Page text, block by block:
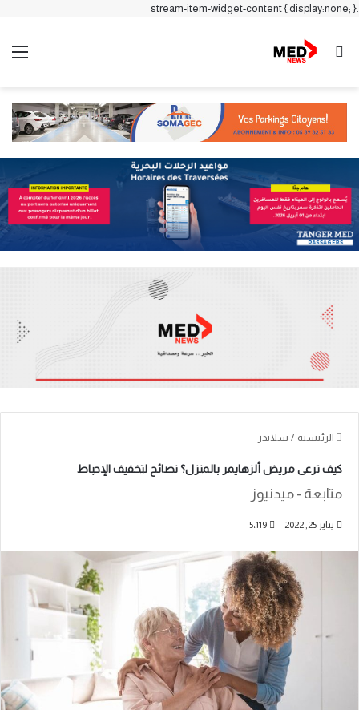
.stream-item-widget-content { display:none; }
بحث عن
الرئيسية / سلايدر
كيف ترعى مريض ألزهايمر بالمنزل؟ نصائح لتخفيف الإحباط
متابعة - ميدنيوز
يناير 25, 2022 5٬119